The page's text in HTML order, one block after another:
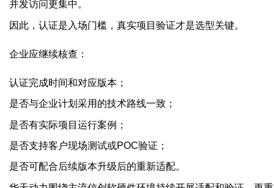
并发访问更集中。
因此，认证是入场门槛，真实项目验证才是选型关键。
企业应继续核查：
认证完成时间和对应版本；
是否与企业计划采用的技术路线一致；
是否有实际项目运行案例；
是否支持客户现场测试或POC验证；
是否可配合后续版本升级后的重新适配。